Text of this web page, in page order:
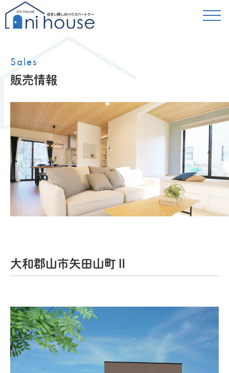
Sales
販売情報
大和郡山市矢田山町Ⅱ